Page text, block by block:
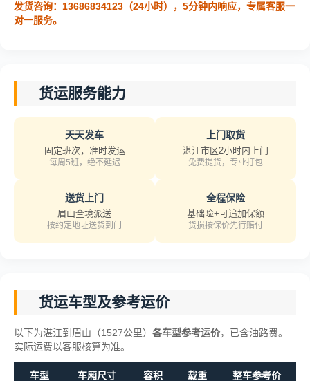
发货咨询：13686834123（24小时），5分钟内响应，专属客服一
对一服务。
货运服务能力
天天发车
固定班次，准时发运
每周5班，绝不延迟
上门取货
湛江市区2小时内上门
免费提货，专业打包
送货上门
眉山全境派送
按约定地址送货到门
全程保险
基础险+可追加保额
货损按保价先行赔付
货运车型及参考运价
以下为湛江到眉山（1527公里） 各车型参考运价，已含油路费。
实际运费以客服核算为准。
车型 车厢尺寸 容积 载重 整车参考价